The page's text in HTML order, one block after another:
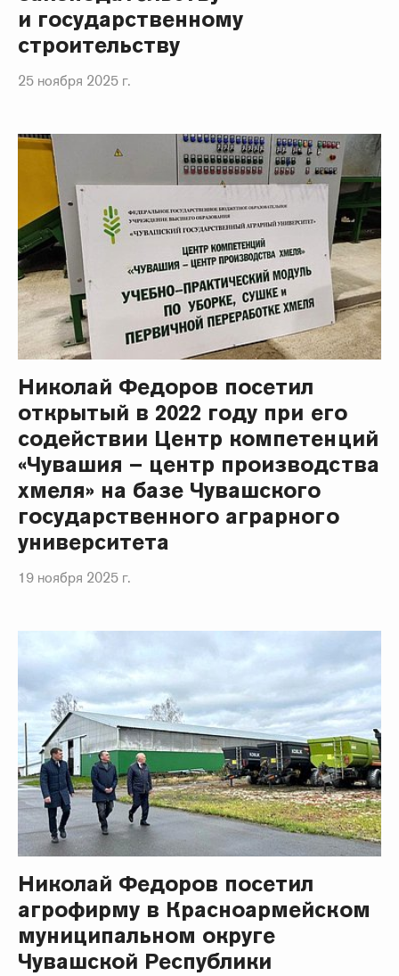
и государственному
строительству
25 ноября 2025 г.
Николай Федоров посетил
открытый в 2022 году при его
содействии Центр компетенций
«Чувашия – центр производства
хмеля» на базе Чувашского
государственного аграрного
университета
19 ноября 2025 г.
Николай Федоров посетил
агрофирму в Красноармейском
муниципальном округе
Чувашской Республики